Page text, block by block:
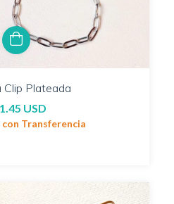
Clip Plateada
USD
con Transferencia